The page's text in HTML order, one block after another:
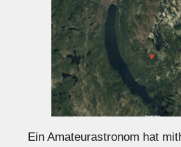
Ein Amateurastronom hat